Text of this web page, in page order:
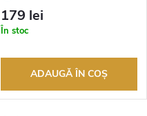
returnarea bunurilor. Vânzător
autorizat
179 lei
În stoc
ADAUGĂ ÎN COŞ